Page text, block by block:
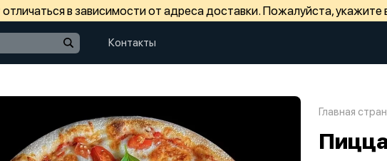
в зависимости от адреса доставки. Пожалуйста,
Контакты
Главная